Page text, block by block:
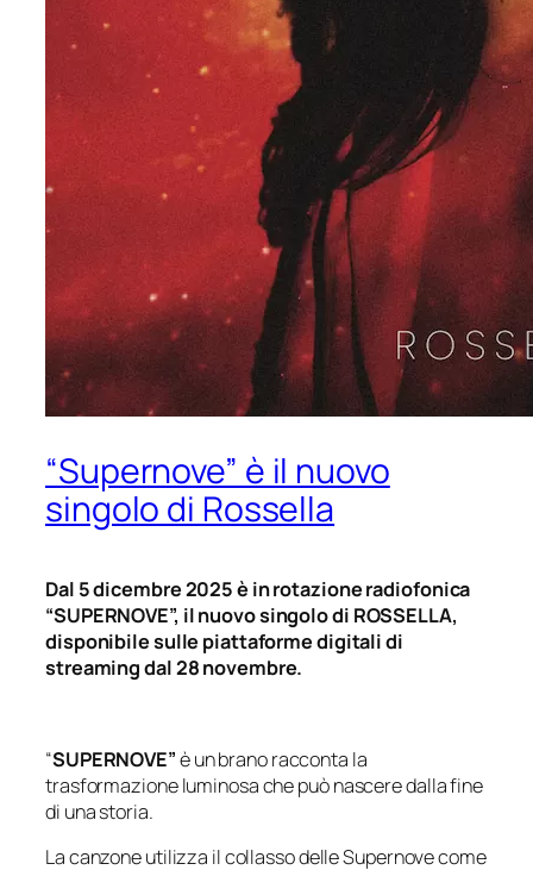
“Supernove” è il nuovo
singolo di Rossella
Dal 5 dicembre 2025 è in rotazione radiofonica
“SUPERNOVE”, il nuovo singolo di ROSSELLA,
disponibile sulle piattaforme digitali di
streaming dal 28 novembre.
“SUPERNOVE”è un brano racconta la
trasformazione luminosa che può nascere dalla fine
di una storia.
La canzone utilizza il collasso delle Supernove come